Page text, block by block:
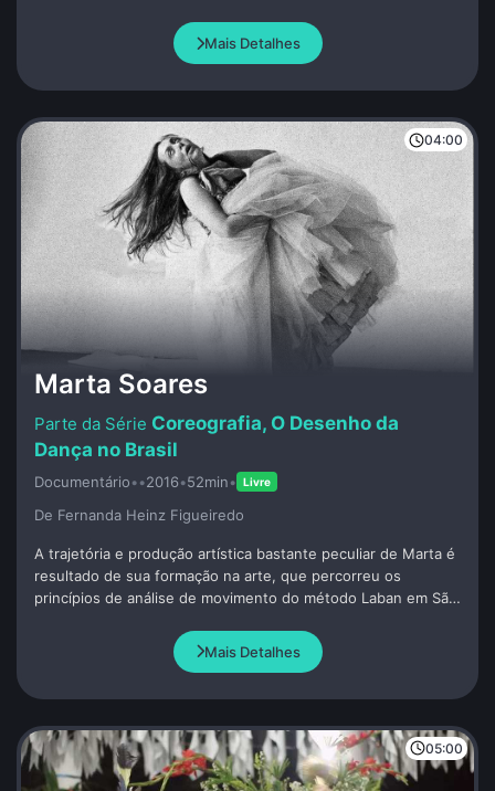
pouco antes de seu precoce falecimento.
Mais Detalhes
04:00
Marta Soares
Coreografia, O Desenho da
Dança no Brasil
Documentário••2016•52min• Livre
De Fernanda Heinz Figueiredo
A trajetória e produção artística bastante peculiar de Marta é
resultado de sua formação na arte, que percorreu os
princípios de análise de movimento do método Laban em São
Mais Detalhes
05:00